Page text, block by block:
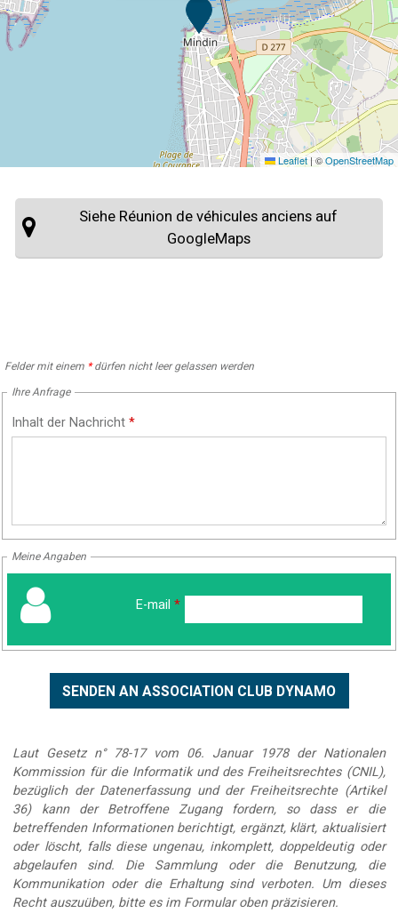
Leaflet | ©OpenStreetMap
Siehe Réunion de véhicules anciens auf
GoogleMaps
Felder mit einem *dürfen nicht leer gelassen werden
Ihre Anfrage
Inhalt der Nachricht*
Meine Angaben
E-mail *
Laut Gesetz n° 78-17 vom 06. Januar 1978 der Nationalen
Kommission für die Informatik und des Freiheitsrechtes (CNIL),
bezüglich der Datenerfassung und der Freiheitsrechte (Artikel
36) kann der Betroffene Zugang fordern, so dass er die
betreffenden Informationen berichtigt, ergänzt, klärt, aktualisiert
oder löscht, falls diese ungenau, inkomplett, doppeldeutig oder
abgelaufen sind. Die Sammlung oder die Benutzung, die
Kommunikation oder die Erhaltung sind verboten. Um dieses
Recht auszuüben, bitte es im Formular oben präzisieren.